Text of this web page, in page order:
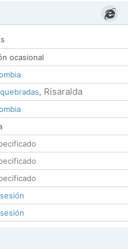
ocasional
, Risaralda